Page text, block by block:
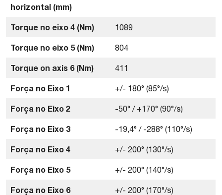
horizontal (mm)
Torque no eixo 4 (Nm) 1089
Torque no eixo 5 (Nm) 804
Torque on axis 6 (Nm) 411
Força no Eixo 1 +/- 180° (85°/s)
Força no Eixo 2 -50° / +170° (90°/s)
Força no Eixo 3 -19,4° / -288° (110°/s)
Força no Eixo 4 +/- 200° (130°/s)
Força no Eixo 5 +/- 200° (140°/s)
Força no Eixo 6 +/- 200° (170°/s)